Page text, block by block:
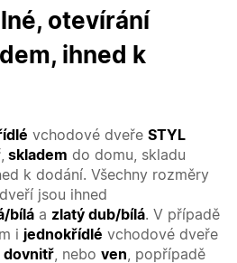
otevírání
ihned k
vchodové dveře STYL
skladem do domu, skladu
k dodání. Všechny rozměry
jsou ihned
bílá a zlatý dub/bílá. V případě
i jednokřídlé vchodové dveře
dovnitř , nebo ven , popřípadě